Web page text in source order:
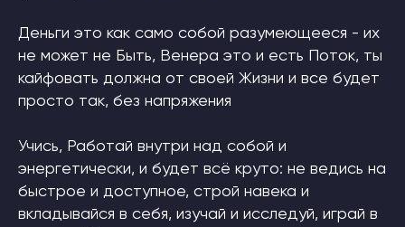
Деньги это как само собой разумеющееся - их
не может не Быть, Венера это и есть Поток, ты
кайфовать должна от своей Жизни и все будет
просто так, без напряжения
Учись, Работай внутри над собой и
энергетически, и будет всё круто: не ведись на
быстрое и доступное, строй навека и
вкладывайся в себя, изучай и исследуй, играй в